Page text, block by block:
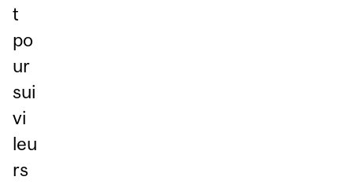
t
po
ur
sui
vi
leu
rs